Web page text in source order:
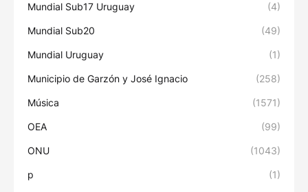
Mundial Sub17 Uruguay (4)
Mundial Sub20 (49)
Mundial Uruguay (1)
Municipio de Garzón y José Ignacio (258)
Música (1571)
OEA (99)
ONU (1043)
p (1)